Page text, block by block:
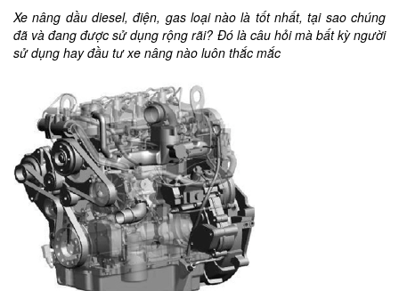
Xe nâng dầu diesel, điện, gas loại nào là tốt nhất, tại sao chúng
đã và đang được sử dụng rộng rãi? Đó là câu hỏi mà bất kỳ người
sử dụng hay đầu tư xe nâng nào luôn thắc mắc